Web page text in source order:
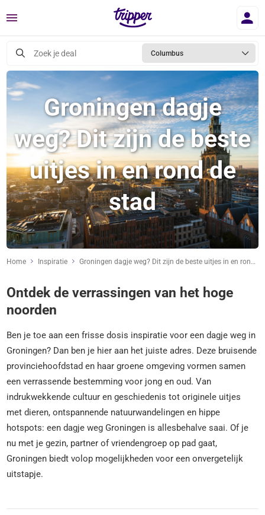
Menu
Zoek je deal Columbus
Groningen dagje
weg? Dit zijn de beste
uitjes in en rond de
stad
Home Inspiratie Groningen dagje weg? Dit zijn de beste uitjes in en rond de stad
Ontdek de verrassingen van het hoge
noorden
Ben je toe aan een frisse dosis inspiratie voor een dagje weg in
Groningen? Dan ben je hier aan het juiste adres. Deze bruisende
provinciehoofdstad en haar groene omgeving vormen samen
een verrassende bestemming voor jong en oud. Van
indrukwekkende cultuur en geschiedenis tot originele uitjes
met dieren, ontspannende natuurwandelingen en hippe
hotspots: een dagje weg Groningen is allesbehalve saai. Of je
nu met je gezin, partner of vriendengroep op pad gaat,
Groningen biedt volop mogelijkheden voor een onvergetelijk
uitstapje.